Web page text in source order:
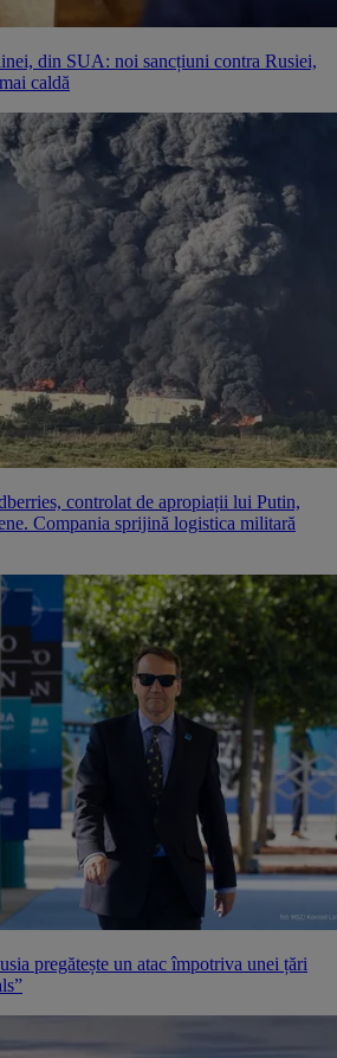
din SUA: noi sancțiuni contra Rusiei,
caldă
controlat de apropiații lui Putin,
Compania sprijină logistica militară
pregătește un atac împotriva unei țări